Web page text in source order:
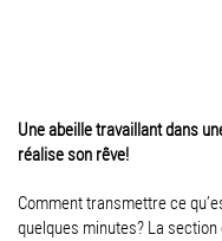
Une abeille travaillant dans
réalise son rêve!
Comment transmettre ce
quelques minutes? La